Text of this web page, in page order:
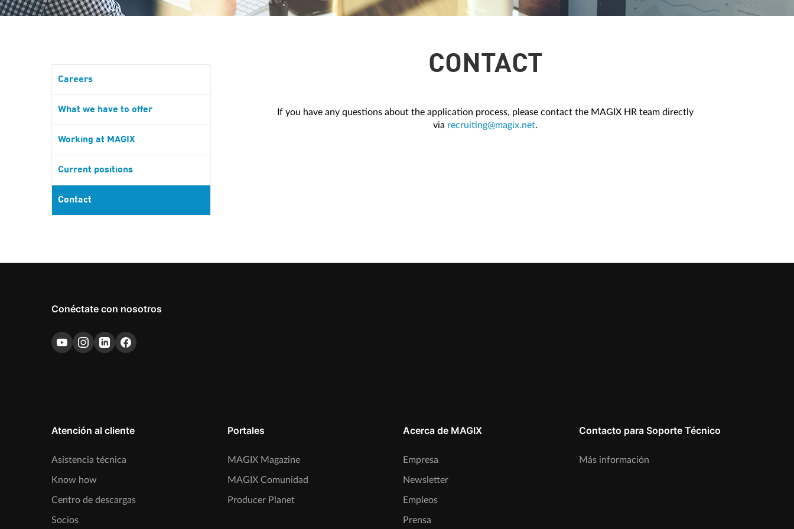
Careers
What we have to offer
Working at MAGIX
Current positions
Contact
CONTACT
If you have any questions about the application process, please contact the MAGIX HR team directly
via recruiting@magix.net.
Conéctate con nosotros
Atención al cliente
Asistencia técnica
Know how
Centro de descargas
Socios
Portales
MAGIX Magazine
MAGIX Comunidad
Producer Planet
Acerca de MAGIX
Empresa
Newsletter
Empleos
Prensa
Contacto para Soporte Técnico
Más información